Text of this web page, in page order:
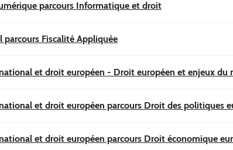
parcours Informatique et droit
parcours Fiscalité Appliquée
et droit européen - Droit européen et enjeux du
et droit européen parcours Droit des politiques
et droit européen parcours Droit économique